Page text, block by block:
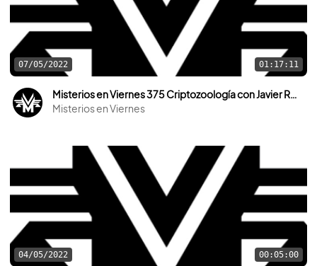
07/05/2022 01:17:11
Misterios en Viernes 375 Criptozoología con Javier Resines
Misterios en Viernes
04/05/2022 00:05:00